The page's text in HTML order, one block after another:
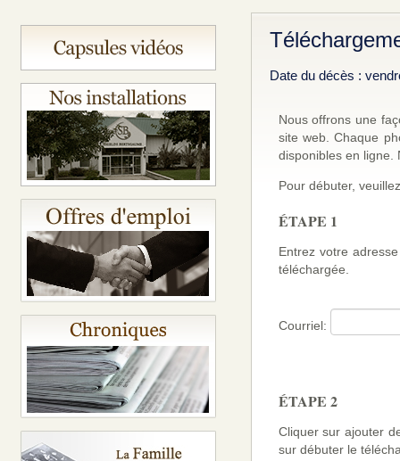
Date du décès :
Nous offrons une
site web. Chaque
disponibles en ligne.
Pour débuter,
ÉTAPE 1
Entrez votre
téléchargée.
Courriel:
ÉTAPE 2
Cliquer sur ajouter
sur débuter le